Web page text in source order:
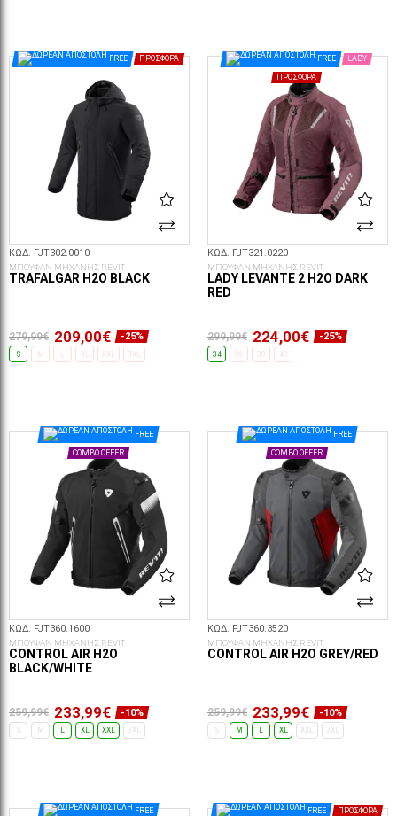
FREE ΠΡΟΣΦΟΡΆ
ΚΩΔ. FJT302.0010
ΜΠΟΥΦΑΝ ΜΗΧΑΝΗΣ REVIT
TRAFALGAR H2O BLACK
279,99€ 209,00€ -25%
S M XL XXL 3XL
FREE LADY
ΠΡΟΣΦΟΡΆ
ΚΩΔ. FJT321.0220
ΜΠΟΥΦΑΝ ΜΗΧΑΝΗΣ REVIT
LADY LEVANTE 2 H2O DARK
RED
299,99€ 224,00€ -25%
34 36 38 40
FREE
COMBO OFFER
ΚΩΔ. FJT360.1600
ΜΠΟΥΦΑΝ ΜΗΧΑΝΗΣ REVIT
CONTROL AIR H2O
BLACK/WHITE
259,99€ 233,99€ -10%
S L XL XXL 3XL
FREE
COMBO OFFER
ΚΩΔ. FJT360.3520
ΜΠΟΥΦΑΝ ΜΗΧΑΝΗΣ REVIT
CONTROL AIR H2O GREY/RED
259,99€ 233,99€ -10%
S M L XL XXL 3XL
FREE FREE ΠΡΟΣΦΟΡΆ